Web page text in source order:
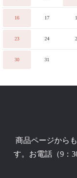
16 17
23 24
30 31
商品ページから
す。お電話（9：